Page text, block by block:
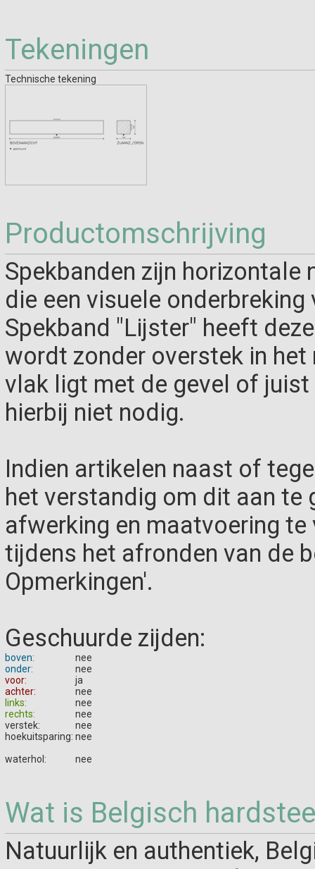
Tekeningen
Technische tekening
Productomschrijving
Spekbanden zijn
die een visuele
Spekband "Lijster" heeft
wordt zonder overstek in
vlak ligt met de gevel of
hierbij niet nodig.
Indien artikelen naast of
het verstandig om dit aan te
afwerking en maatvoering
tijdens het afronden van de
Opmerkingen'.
Geschuurde zijden:
boven:
nee
onder:
nee
voor:
ja
achter:
nee
links:
nee
rechts:
nee
verstek:
nee
hoekuitsparing: nee
waterhol:
nee
Wat is Belgisch
Natuurlijk en authentiek,